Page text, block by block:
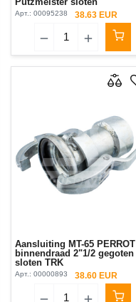
Арт.: 00095238 38.63 EUR
Aansluiting MT-65 PERROT
binnendraad 2"1/2 gegoten
sloten TRK
Арт.: 00000893 38.60 EUR